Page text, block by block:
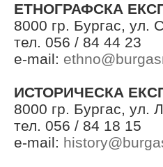
ЕТНОГРАФСКА
8000 гр. Бургас, ул.
тел. 056 / 84 44 23
e-mail:
ИСТОРИЧЕСКА
8000 гр. Бургас, ул.
тел. 056 / 84 18 15
e-mail: